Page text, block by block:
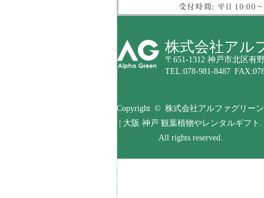
株式会社アル
〒651-1312 神戸市北区有
TEL:078-981-8487
Copyright © 株式会社アルファグリーン
| 大阪 神戸 観葉植物やレンタルギフト.
All rights reserved.